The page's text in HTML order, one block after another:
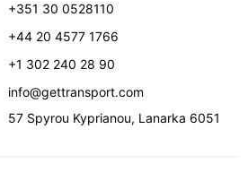
+351 30 0528110
+44 20 4577 1766
+1 302 240 28 90
info@gettransport.com
57 Spyrou Kyprianou, Lanarka 6051